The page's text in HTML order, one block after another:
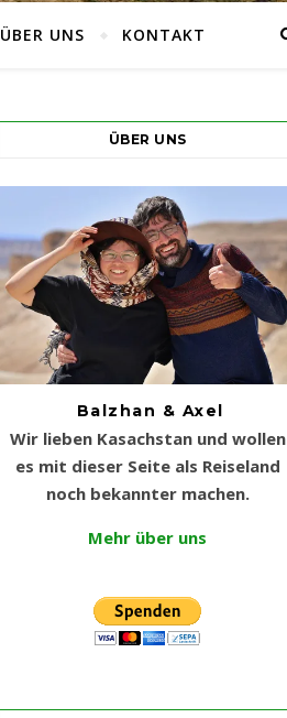
ÜBER UNS KONTAKT
ÜBER UNS
Balzhan & Axel
Wir lieben Kasachstan und wollen
es mit dieser Seite als Reiseland
noch bekannter machen.
Mehr über uns